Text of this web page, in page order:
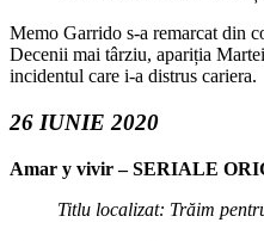
Memo Garrido s-a remarcat din
Decenii mai târziu, apariția
incidentul care i-a distrus cariera.
26 IUNIE 2020
Amar y vivir – SERIALE
Titlu localizat: Trăim